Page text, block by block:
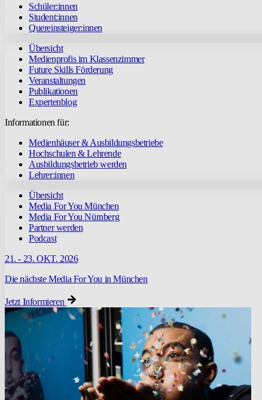
Schüler:innen
Student:innen
Quereinsteiger:innen
Übersicht
Medienprofis im Klassenzimmer
Future Skills Förderung
Veranstaltungen
Publikationen
Expertenblog
Informationen für:
Medienhäuser & Ausbildungsbetriebe
Hochschulen & Lehrende
Ausbildungsbetrieb werden
Lehrer:innen
Übersicht
Media For You München
Media For You Nürnberg
Partner werden
Podcast
21. - 23. OKT. 2026
Die nächste Media For You in München
Jetzt Informieren